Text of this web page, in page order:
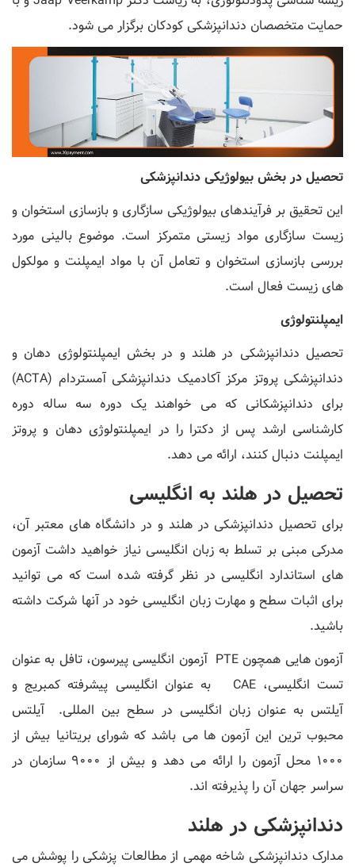
حمایت متخصصان دندانپزشکی کودکان برگزار می شود.
تحصیل در بخش بیولوژیکی دندانپزشکی
این تحقیق بر فرآیندهای بیولوژیکی سازگاری و بازسازی استخوان و
زیست سازگاری مواد زیستی متمرکز است. موضوع بالینی مورد
بررسی بازسازی استخوان و تعامل آن با مواد ایمپلنت و مولکول
های زیست فعال است.
ایمپلنتولوژی
تحصیل دندانپزشکی در هلند و در بخش ایمپلنتولوژی دهان و
دندانپزشکی پروتز مرکز آکادمیک دندانپزشکی آمستردام (ACTA)
برای دندانپزشکانی که می خواهند یک دوره سه ساله دوره
کارشناسی ارشد پس از دکترا را در ایمپلنتولوژی دهان و پروتز
ایمپلنت دنبال کنند، ارائه می دهد.
تحصیل در هلند به انگلیسی
برای تحصیل دندانپزشکی در هلند و در دانشگاه های معتبر آن،
مدرکی مبنی بر تسلط به زبان انگلیسی نیاز خواهید داشت آزمون
های استاندارد انگلیسی در نظر گرفته شده است که می توانید
برای اثبات سطح و مهارت زبان انگلیسی خود در آنها شرکت داشته
باشید.
آزمون هایی همچون PTE آزمون انگلیسی پیرسون، تافل به عنوان
تست انگلیسی، CAE به عنوان انگلیسی پیشرفته کمبریج و
آیلتس به عنوان زبان انگلیسی در سطح بین المللی. آیلتس
محبوب ترین این آزمون ها می باشد که شورای بریتانیا بیش از
1000 محل آزمون را ارائه می دهد و بیش از 9000 سازمان در
سراسر جهان آن را پذیرفته اند.
دندانپزشکی در هلند
مدارک دندانپزشکی شاخه مهمی از مطالعات پزشکی را پوشش می